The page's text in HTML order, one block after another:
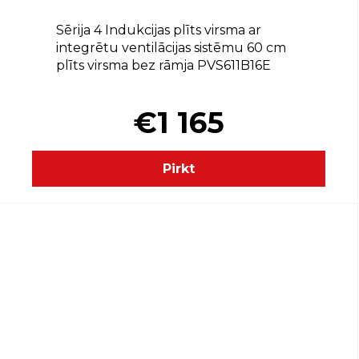
Sērija 4 Indukcijas plīts virsma ar
integrētu ventilācijas sistēmu 60 cm
plīts virsma bez rāmja PVS611B16E
€1 165
Pirkt